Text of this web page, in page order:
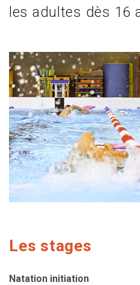
les adultes dès 16
Les stages
Natation initiation